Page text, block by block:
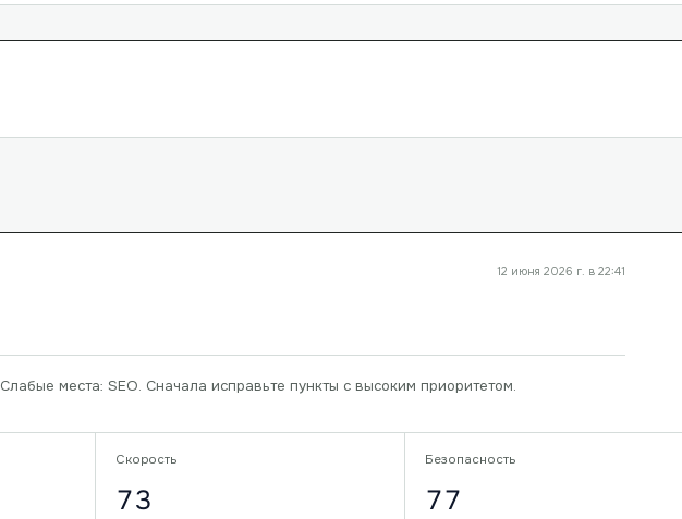
12 июня 2026 г. в 22:41
Слабые места: SEO. Сначала исправьте пункты с высоким приоритетом.
Скорость
73
Безопасность
77